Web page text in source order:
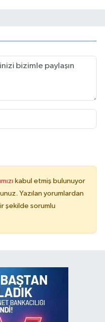
kabul etmiş bulunuyor
Yazılan yorumlardan
şekilde sorumlu